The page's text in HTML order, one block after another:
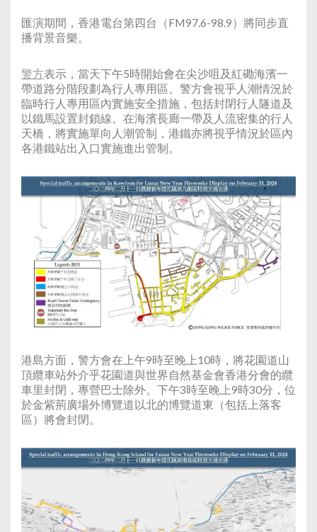
匯演期間，香港電台第四台（FM97.6-98.9）將同步直
播背景音樂。
警方表示，當天下午5時開始會在尖沙咀及紅磡海濱一
帶道路分階段劃為行人專用區。警方會視乎人潮情況於
臨時行人專用區內實施安全措施，包括封閉行人隧道及
以鐵馬設置封鎖線。在海濱長廊一帶及人流密集的行人
天橋，將實施單向人潮管制，港鐵亦將視乎情況於區內
各港鐵站出入口實施進出管制。
港島方面，警方會在上午9時至晚上10時，將花園道山
頂纜車站外介乎花園道與世界自然基金會香港分會的纜
車里封閉，專營巴士除外。下午3時至晚上9時30分，位
於金紫荊廣場外博覽道以北的博覽道東（包括上落客
區）將會封閉。